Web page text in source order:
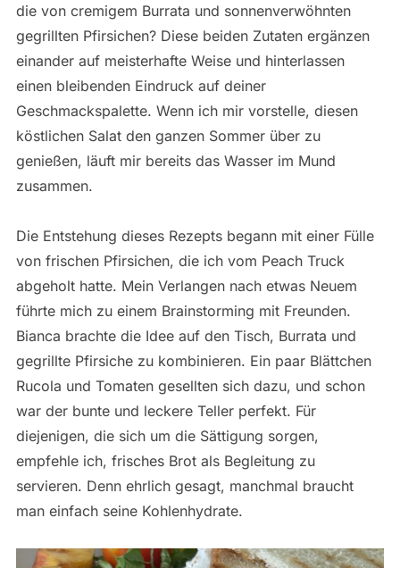
die von cremigem Burrata und sonnenverwöhnten
gegrillten Pfirsichen? Diese beiden Zutaten ergänzen
einander auf meisterhafte Weise und hinterlassen
einen bleibenden Eindruck auf deiner
Geschmackspalette. Wenn ich mir vorstelle, diesen
köstlichen Salat den ganzen Sommer über zu
genießen, läuft mir bereits das Wasser im Mund
zusammen.
Die Entstehung dieses Rezepts begann mit einer Fülle
von frischen Pfirsichen, die ich vom Peach Truck
abgeholt hatte. Mein Verlangen nach etwas Neuem
führte mich zu einem Brainstorming mit Freunden.
Bianca brachte die Idee auf den Tisch, Burrata und
gegrillte Pfirsiche zu kombinieren. Ein paar Blättchen
Rucola und Tomaten gesellten sich dazu, und schon
war der bunte und leckere Teller perfekt. Für
diejenigen, die sich um die Sättigung sorgen,
empfehle ich, frisches Brot als Begleitung zu
servieren. Denn ehrlich gesagt, manchmal braucht
man einfach seine Kohlenhydrate.